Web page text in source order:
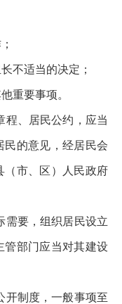
不适当的决定；
重要事项。
程、居民公约，应当
民的意见，经居民会
（市、区）人民政府
需要，组织居民设立
管部门应当对其建设
开制度，一般事项至